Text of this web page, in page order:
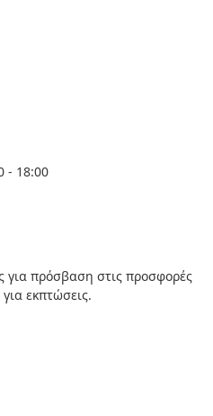
- 18:00
πρόσβαση στις προσφορές
εκπτώσεις.